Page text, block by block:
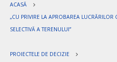
ACASĂ
„CU PRIVIRE LA APROBAREA LUCRĂRILOR
SELECTIVĂ A TERENULUI”
PROIECTELE DE DECIZIE